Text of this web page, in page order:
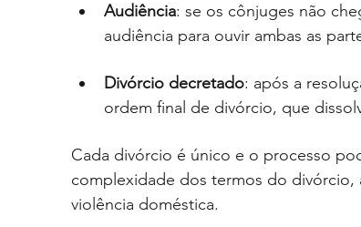
Audiência: se os cônjuges não
audiência para ouvir ambas as
Divórcio decretado: após a
ordem final de divórcio, que
Cada divórcio é único e o processo
complexidade dos termos do
violência doméstica.